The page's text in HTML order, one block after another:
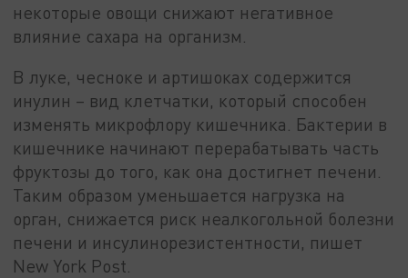
некоторые овощи снижают негативное
влияние сахара на организм.
В луке, чесноке и артишоках содержится
инулин – вид клетчатки, который способен
изменять микрофлору кишечника. Бактерии в
кишечнике начинают перерабатывать часть
фруктозы до того, как она достигнет печени.
Таким образом уменьшается нагрузка на
орган, снижается риск неалкогольной болезни
печени и инсулинорезистентности, пишет
New York Post.